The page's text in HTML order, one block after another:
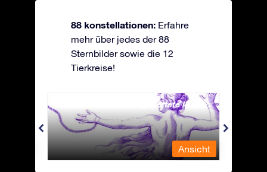
88 konstellationen: Erfahre
mehr über jedes der 88
Sternbilder sowie die 12
Tierkreise!
Andromeda - Die angekettete Magd
Ansicht